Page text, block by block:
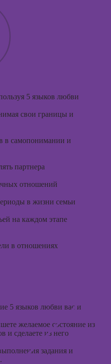
5 языков любви
свои границы и
в самопонимании и
партнера
отношений
в жизни семьи
на каждом этапе
в отношениях
5 языков любви вас и
желаемое состояние из
и сделаете из него
задания и